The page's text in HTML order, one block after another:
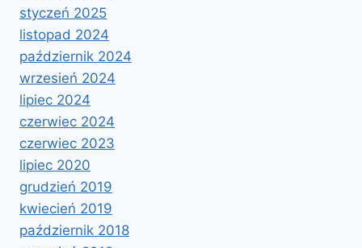
styczeń 2025
listopad 2024
październik 2024
wrzesień 2024
lipiec 2024
czerwiec 2024
czerwiec 2023
lipiec 2020
grudzień 2019
kwiecień 2019
październik 2018